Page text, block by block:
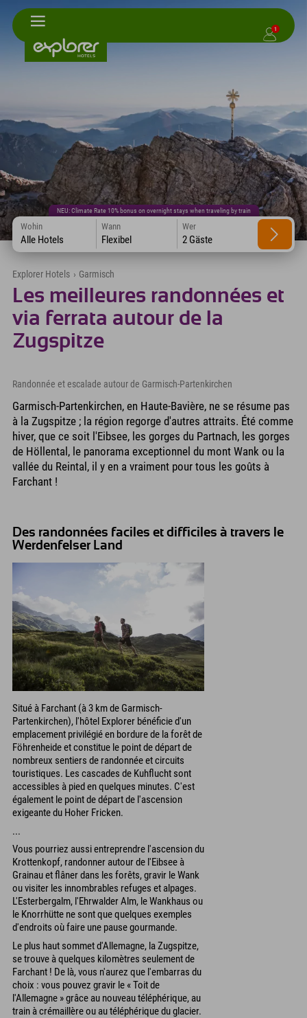
1
NEU: Climate Rate 10% bonus on overnight stays when traveling by train
Wohin
Alle Hotels
Wann
Flexibel
Wer
2 Gäste
Explorer Hotels › Garmisch
Les meilleures randonnées et
via ferrata autour de la
Zugspitze
Randonnée et escalade autour de Garmisch-Partenkirchen
Garmisch-Partenkirchen, en Haute-Bavière, ne se résume pas
à la Zugspitze ; la région regorge d'autres attraits. Été comme
hiver, que ce soit l'Eibsee, les gorges du Partnach, les gorges
de Höllental, le panorama exceptionnel du mont Wank ou la
vallée du Reintal, il y en a vraiment pour tous les goûts à
Farchant !
Des randonnées faciles et difficiles à travers le
Werdenfelser Land
Situé à Farchant (à 3 km de Garmisch-
Partenkirchen), l'hôtel Explorer bénéficie d'un
emplacement privilégié en bordure de la forêt de
Föhrenheide et constitue le point de départ de
nombreux sentiers de randonnée et circuits
touristiques. Les cascades de Kuhflucht sont
accessibles à pied en quelques minutes. C'est
également le point de départ de l'ascension
exigeante du Hoher Fricken.
...
Vous pourriez aussi entreprendre l'ascension du
Krottenkopf, randonner autour de l'Eibsee à
Grainau et flâner dans les forêts, gravir le Wank
ou visiter les innombrables refuges et alpages.
L'Esterbergalm, l'Ehrwalder Alm, le Wankhaus ou
le Knorrhütte ne sont que quelques exemples
d'endroits où faire une pause gourmande.
Le plus haut sommet d'Allemagne, la Zugspitze,
se trouve à quelques kilomètres seulement de
Farchant ! De là, vous n'aurez que l'embarras du
choix : vous pouvez gravir le « Toit de
l'Allemagne » grâce au nouveau téléphérique, au
train à crémaillère ou au téléphérique du glacier.